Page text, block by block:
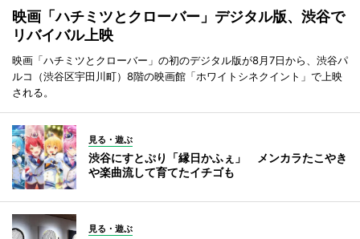
映画「ハチミツとクローバー」デジタル版、渋谷で
リバイバル上映
映画「ハチミツとクローバー」の初のデジタル版が8月7日から、渋谷パ
ルコ（渋谷区宇田川町）8階の映画館「ホワイトシネクイント」で上映
される。
見る・遊ぶ
渋谷にすとぷり「縁日かふぇ」 メンカラたこやき
や楽曲流して育てたイチゴも
見る・遊ぶ